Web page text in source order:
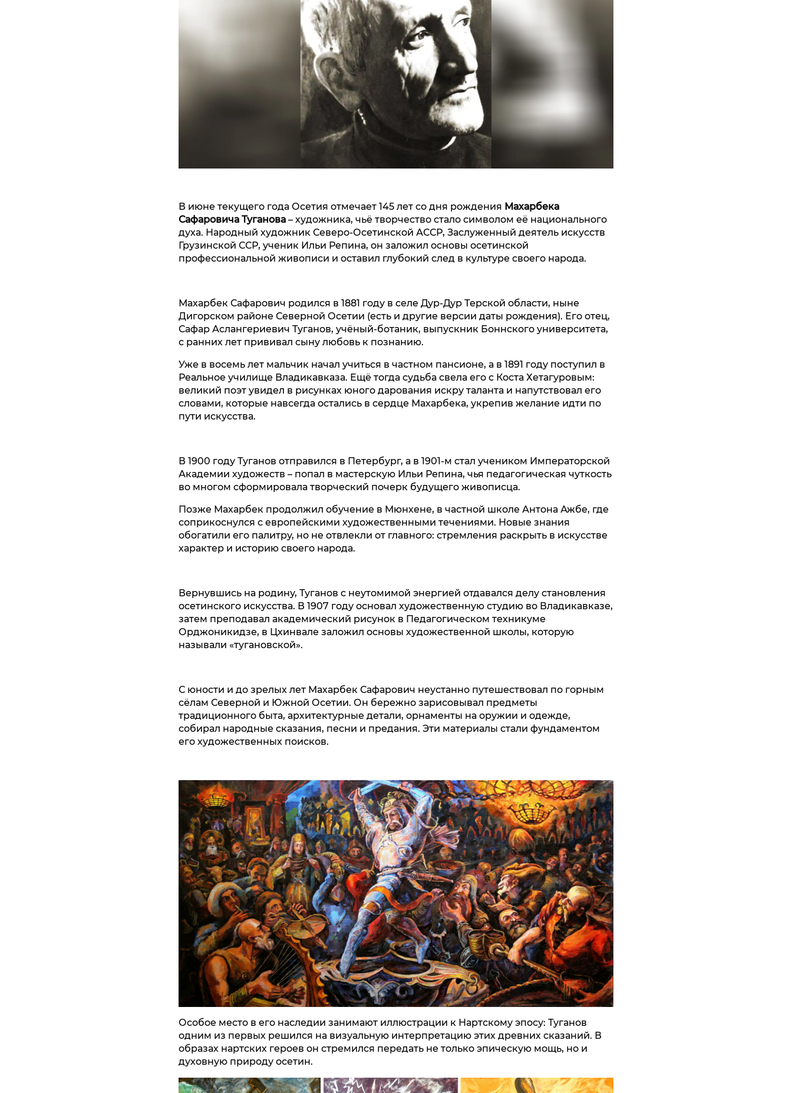
В июне текущего года Осетия отмечает 145 лет со дня рождения Махарбека
Сафаровича Туганова– художника, чьё творчество стало символом её национального
духа. Народный художник Северо‑Осетинской АССР, Заслуженный деятель искусств
Грузинской ССР, ученик Ильи Репина, он заложил основы осетинской
профессиональной живописи и оставил глубокий след в культуре своего народа.
Махарбек Сафарович родился в 1881 году в селе Дур‑Дур Терской области, ныне
Дигорском районе Северной Осетии (есть и другие версии даты рождения). Его отец,
Сафар Аслангериевич Туганов, учёный‑ботаник, выпускник Боннского университета,
с ранних лет прививал сыну любовь к познанию.
Уже в восемь лет мальчик начал учиться в частном пансионе, а в 1891 году поступил в
Реальное училище Владикавказа. Ещё тогда судьба свела его с Коста Хетагуровым:
великий поэт увидел в рисунках юного дарования искру таланта и напутствовал его
словами, которые навсегда остались в сердце Махарбека, укрепив желание идти по
пути искусства.
В 1900 году Туганов отправился в Петербург, а в 1901‑м стал учеником Императорской
Академии художеств – попал в мастерскую Ильи Репина, чья педагогическая чуткость
во многом сформировала творческий почерк будущего живописца.
Позже Махарбек продолжил обучение в Мюнхене, в частной школе Антона Ажбе, где
соприкоснулся с европейскими художественными течениями. Новые знания
обогатили его палитру, но не отвлекли от главного: стремления раскрыть в искусстве
характер и историю своего народа.
Вернувшись на родину, Туганов с неутомимой энергией отдавался делу становления
осетинского искусства. В 1907 году основал художественную студию во Владикавказе,
затем преподавал академический рисунок в Педагогическом техникуме
Орджоникидзе, в Цхинвале заложил основы художественной школы, которую
называли «тугановской».
С юности и до зрелых лет Махарбек Сафарович неустанно путешествовал по горным
сёлам Северной и Южной Осетии. Он бережно зарисовывал предметы
традиционного быта, архитектурные детали, орнаменты на оружии и одежде,
собирал народные сказания, песни и предания. Эти материалы стали фундаментом
его художественных поисков.
Особое место в его наследии занимают иллюстрации к Нартскому эпосу: Туганов
одним из первых решился на визуальную интерпретацию этих древних сказаний. В
образах нартских героев он стремился передать не только эпическую мощь, но и
духовную природу осетин.